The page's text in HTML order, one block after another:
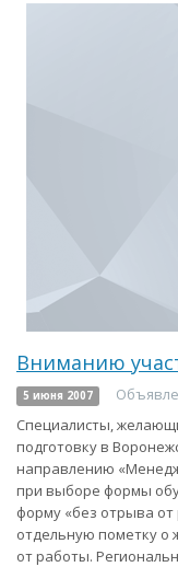
Вниманию
5 июня 2007
Специалисты,
подготовку в
направлению
при выборе формы
форму «без отрыва
отдельную пометку о
от работы.